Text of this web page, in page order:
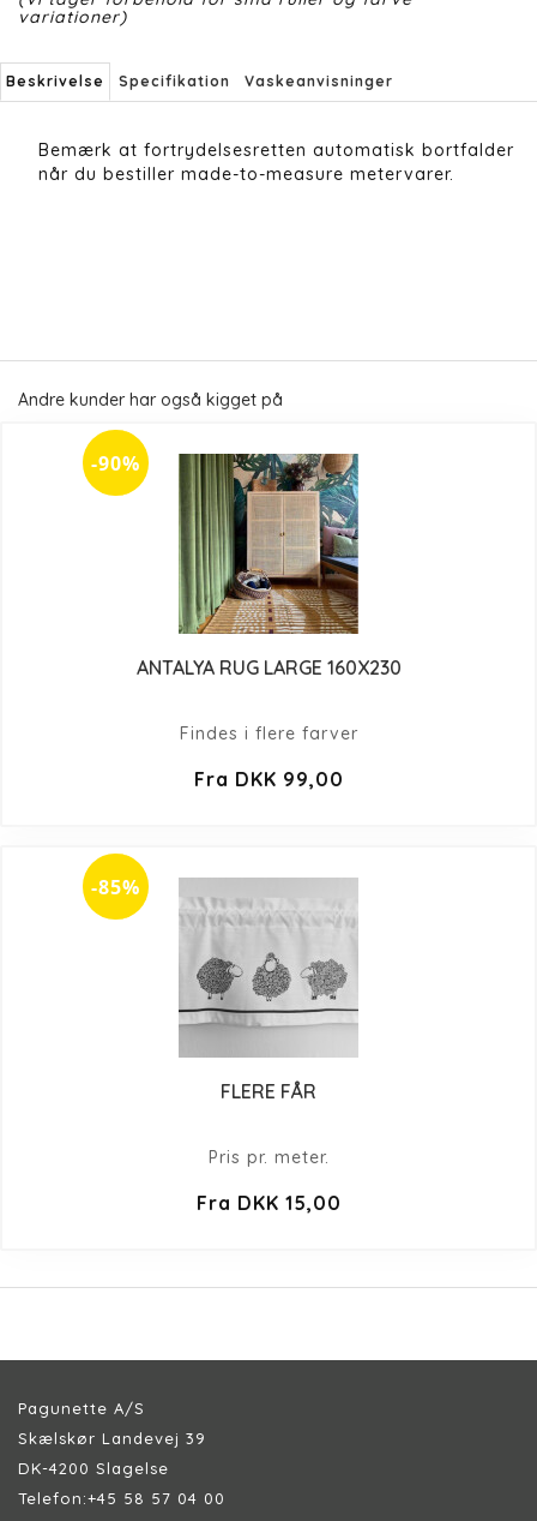
variationer)
Beskrivelse Specifikation Vaskeanvisninger
Bemærk at fortrydelsesretten automatisk bortfalder
når du bestiller made-to-measure metervarer.
Andre kunder har også kigget på
-90%
ANTALYA RUG LARGE 160X230
Findes i flere farver
Fra DKK 99,00
-85%
FLERE FÅR
Pris pr. meter.
Fra DKK 15,00
Pagunette A/S
Skælskør Landevej 39
DK-4200 Slagelse
Telefon:+45 58 57 04 00